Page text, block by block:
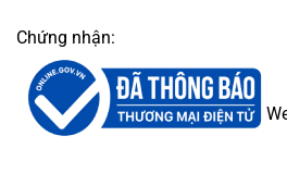
Chứng nhận: